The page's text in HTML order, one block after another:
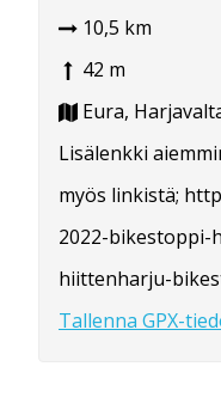
10,5 km
42 m
Eura,
Lisälenkki
myös linkistä;
2022-
hiittenharju-
Tallenna GPX-